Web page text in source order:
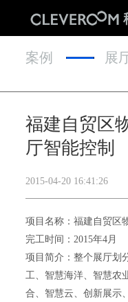
案例 展
福建自贸区
厅智能控制
2015-04-20 16:41:26
项目名称：福建自贸区
完工时间：2015年4月
项目简介：整个展厅划
工、智慧海洋、智慧农
合、智慧云、创新展示